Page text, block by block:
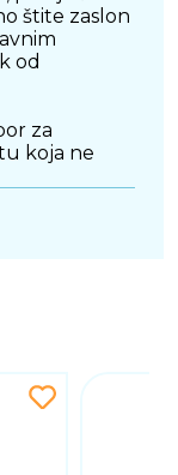
štite zaslon
od
za
koja ne
i stil u